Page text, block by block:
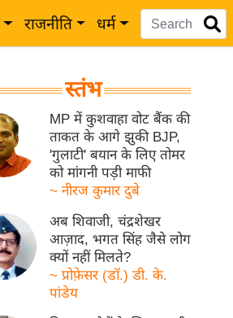
राजनीति धर्म
स्तंभ
MP में कुशवाहा वोट बैंक की
ताकत के आगे झुकी BJP,
'गुलाटी' बयान के लिए तोमर
को मांगनी पड़ी माफी
~ नीरज कुमार दुबे
अब शिवाजी, चंद्रशेखर
आज़ाद, भगत सिंह जैसे लोग
क्यों नहीं मिलते?
~ प्रोफ़ेसर (डॉ.) डी. के.
पांडेय